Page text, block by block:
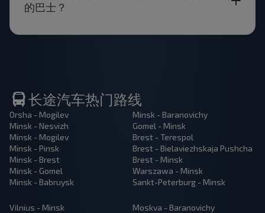
的巴士？
长途汽车热门路线
Orsha - Mogilev
Minsk - Nesvizh
Minsk - Mogilev
Minsk - Pinsk
Minsk - Brest
Minsk - Gomel
Minsk - Babruysk
Minsk - Baranovichy
Gomel - Minsk
Brest - Terespol
Brest - Bielaviezhskaja Pushcha
Brest - Minsk
Warszawa - Minsk
Sankt-Peterburg - Minsk
Vilnius - Minsk
Moskva - Baranovichy